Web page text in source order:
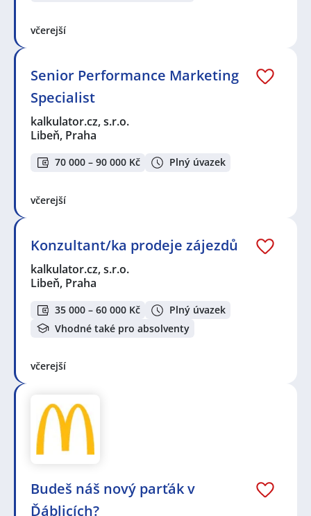
včerejší
Senior Performance Marketing
Specialist
kalkulator.cz, s.r.o.
Libeň, Praha
70 000 – 90 000 Kč Plný úvazek
včerejší
Konzultant/ka prodeje zájezdů
kalkulator.cz, s.r.o.
Libeň, Praha
35 000 – 60 000 Kč
Plný úvazek
Vhodné také pro absolventy
včerejší
Budeš náš nový parťák v
Ďáblicích?